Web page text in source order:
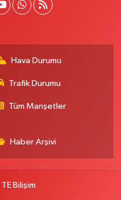
Hava Durumu
Trafik Durumu
Tüm Manşetler
Haber Arşivi
TE Bilişim